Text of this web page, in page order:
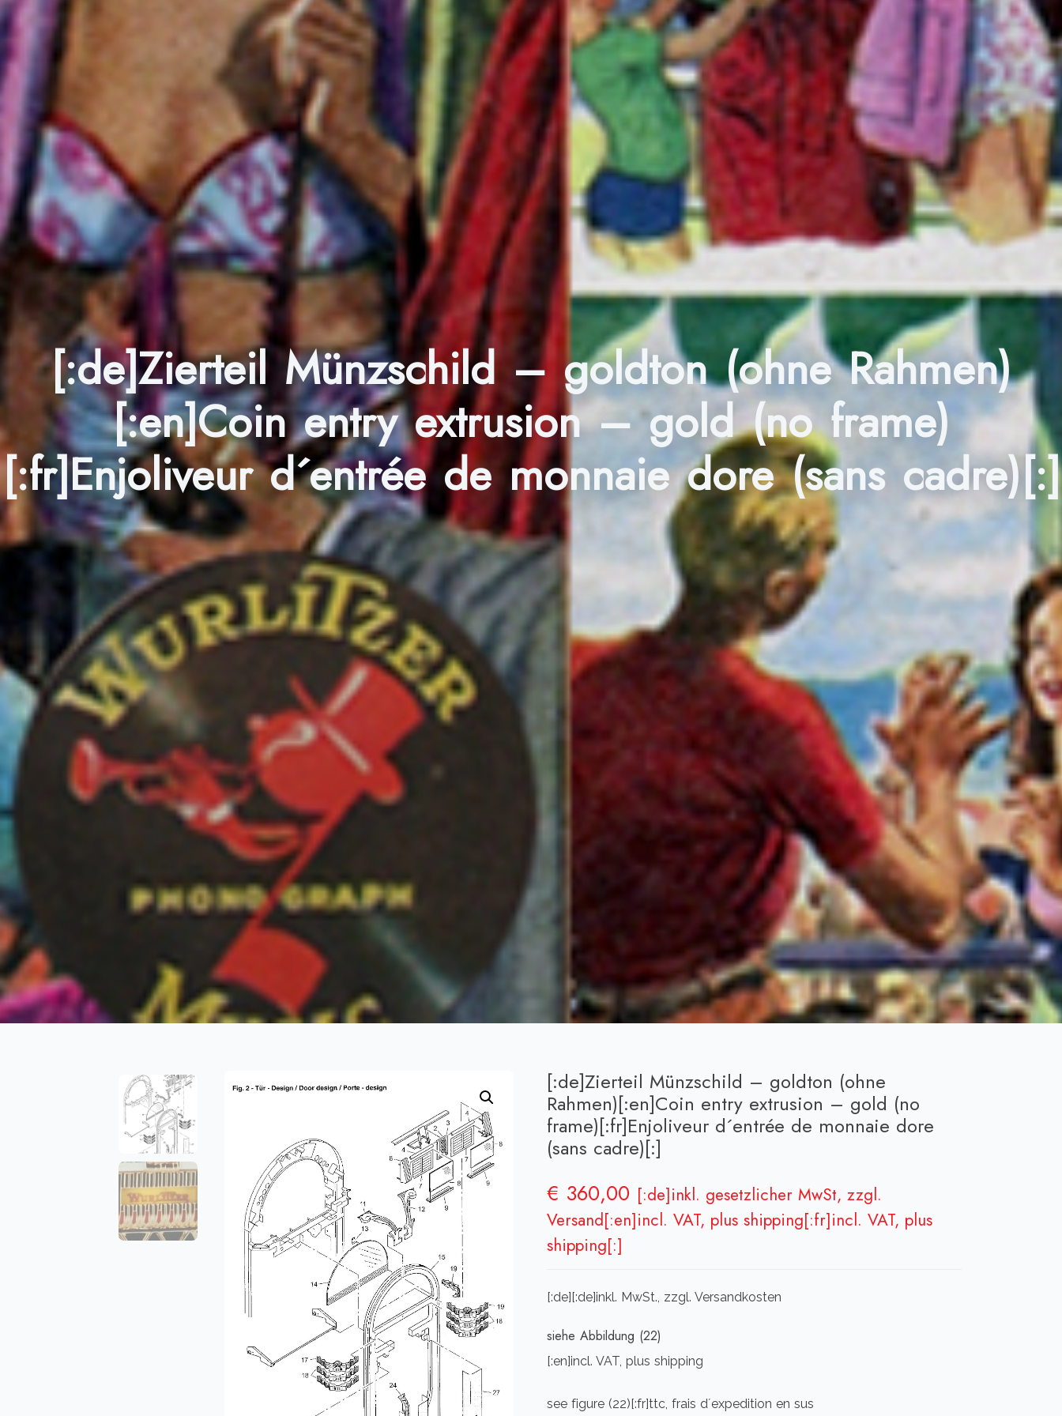
[:de]Zierteil Münzschild – goldton (ohne Rahmen)
[:en]Coin entry extrusion – gold (no frame)
[:fr]Enjoliveur d´entrée de monnaie dore (sans cadre)[:]
[:de]Zierteil Münzschild – goldton (ohne
Rahmen)[:en]Coin entry extrusion – gold (no
frame)[:fr]Enjoliveur d´entrée de monnaie dore
(sans cadre)[:]
€ 360,00 [:de]inkl. gesetzlicher MwSt, zzgl.
Versand[:en]incl. VAT, plus shipping[:fr]incl. VAT, plus
shipping[:]
[:de][:de]inkl. MwSt., zzgl. Versandkosten
siehe Abbildung (22)
[:en]incl. VAT, plus shipping
see figure (22)[:fr]ttc, frais d´expedition en sus